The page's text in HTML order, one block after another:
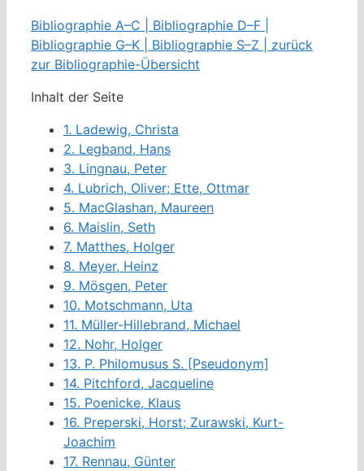
Bibliographie A–C | Bibliographie D–F |
Bibliographie G–K | Bibliographie S–Z | zurück
zur Bibliographie-Übersicht
Inhalt der Seite
1. Ladewig, Christa
2. Legband, Hans
3. Lingnau, Peter
4. Lubrich, Oliver; Ette, Ottmar
5. MacGlashan, Maureen
6. Maislin, Seth
7. Matthes, Holger
8. Meyer, Heinz
9. Mösgen, Peter
10. Motschmann, Uta
11. Müller-Hillebrand, Michael
12. Nohr, Holger
13. P. Philomusus S. [Pseudonym]
14. Pitchford, Jacqueline
15. Poenicke, Klaus
16. Preperski, Horst; Zurawski, Kurt-
Joachim
17. Rennau, Günter